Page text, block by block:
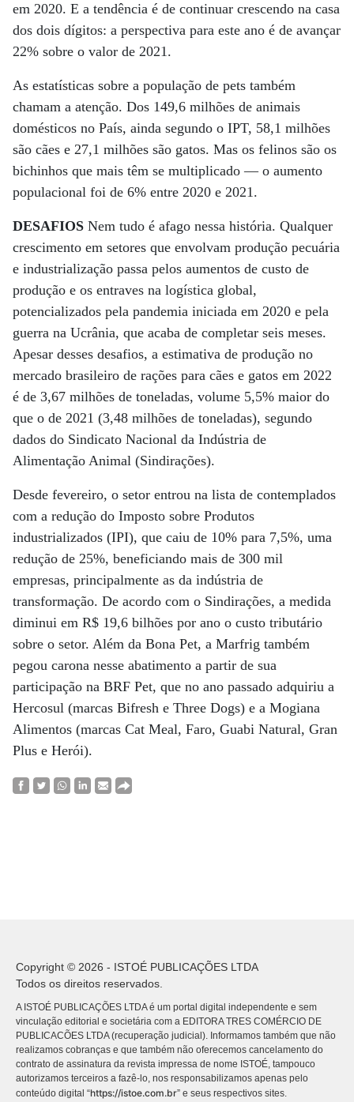
em 2020. E a tendência é de continuar crescendo na casa
dos dois dígitos: a perspectiva para este ano é de avançar
22% sobre o valor de 2021.
As estatísticas sobre a população de pets também
chamam a atenção. Dos 149,6 milhões de animais
domésticos no País, ainda segundo o IPT, 58,1 milhões
são cães e 27,1 milhões são gatos. Mas os felinos são os
bichinhos que mais têm se multiplicado — o aumento
populacional foi de 6% entre 2020 e 2021.
DESAFIOS Nem tudo é afago nessa história. Qualquer
crescimento em setores que envolvam produção pecuária
e industrialização passa pelos aumentos de custo de
produção e os entraves na logística global,
potencializados pela pandemia iniciada em 2020 e pela
guerra na Ucrânia, que acaba de completar seis meses.
Apesar desses desafios, a estimativa de produção no
mercado brasileiro de rações para cães e gatos em 2022
é de 3,67 milhões de toneladas, volume 5,5% maior do
que o de 2021 (3,48 milhões de toneladas), segundo
dados do Sindicato Nacional da Indústria de
Alimentação Animal (Sindirações).
Desde fevereiro, o setor entrou na lista de contemplados
com a redução do Imposto sobre Produtos
industrializados (IPI), que caiu de 10% para 7,5%, uma
redução de 25%, beneficiando mais de 300 mil
empresas, principalmente as da indústria de
transformação. De acordo com o Sindirações, a medida
diminui em R$ 19,6 bilhões por ano o custo tributário
sobre o setor. Além da Bona Pet, a Marfrig também
pegou carona nesse abatimento a partir de sua
participação na BRF Pet, que no ano passado adquiriu a
Hercosul (marcas Bifresh e Three Dogs) e a Mogiana
Alimentos (marcas Cat Meal, Faro, Guabi Natural, Gran
Plus e Herói).
Copyright © 2026 - ISTOÉ PUBLICAÇÕES LTDA
Todos os direitos reservados.
A ISTOÉ PUBLICAÇÕES LTDA é um portal digital independente e sem
vinculação editorial e societária com a EDITORA TRES COMÉRCIO DE
PUBLICACÕES LTDA (recuperação judicial). Informamos também que não
realizamos cobranças e que também não oferecemos cancelamento do
contrato de assinatura da revista impressa de nome ISTOÉ, tampouco
autorizamos terceiros a fazê-lo, nos responsabilizamos apenas pelo
conteúdo digital “https://istoe.com.br” e seus respectivos sites.